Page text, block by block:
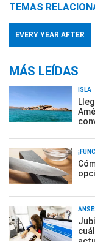
TEMAS
EVERY YEAR AFTER
MÁS LEÍDAS
ISLA